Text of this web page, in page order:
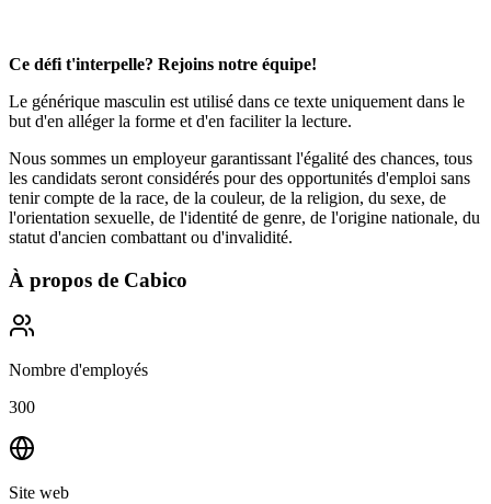
Ce défi t'interpelle? Rejoins notre équipe!
Le générique masculin est utilisé dans ce texte uniquement dans le
but d'en alléger la forme et d'en faciliter la lecture.
Nous sommes un employeur garantissant l'égalité des chances, tous
les candidats seront considérés pour des opportunités d'emploi sans
tenir compte de la race, de la couleur, de la religion, du sexe, de
l'orientation sexuelle, de l'identité de genre, de l'origine nationale, du
statut d'ancien combattant ou d'invalidité.
À propos de Cabico
Nombre d'employés
300
Site web